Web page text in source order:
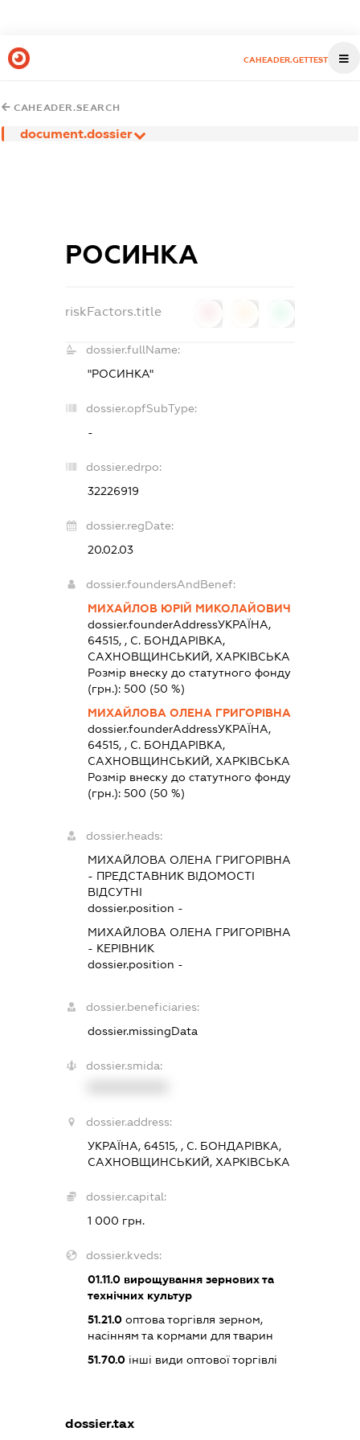
CAHEADER.GETTEST
CAHEADER.SEARCH
document.dossier
РОСИНКА
riskFactors.title
dossier.fullName:
"РОСИНКА"
dossier.opfSubType:
-
dossier.edrpo:
32226919
dossier.regDate:
20.02.03
dossier.foundersAndBenef:
МИХАЙЛОВ ЮРІЙ МИКОЛАЙОВИЧ
dossier.founderAddressУКРАЇНА,
64515, , С. БОНДАРІВКА,
САХНОВЩИНСЬКИЙ, ХАРКІВСЬКА
Розмір внеску до статутного фонду
(грн.):500 (50 %)
МИХАЙЛОВА ОЛЕНА ГРИГОРІВНА
dossier.founderAddressУКРАЇНА,
64515, , С. БОНДАРІВКА,
САХНОВЩИНСЬКИЙ, ХАРКІВСЬКА
Розмір внеску до статутного фонду
(грн.):500 (50 %)
dossier.heads:
МИХАЙЛОВА ОЛЕНА ГРИГОРІВНА
- ПРЕДСТАВНИК ВІДОМОСТІ
ВІДСУТНІ
dossier.position -
МИХАЙЛОВА ОЛЕНА ГРИГОРІВНА
- КЕРІВНИК
dossier.position -
dossier.beneficiaries:
dossier.missingData
dossier.smida:
dossier.address:
УКРАЇНА, 64515, , С. БОНДАРІВКА,
САХНОВЩИНСЬКИЙ, ХАРКІВСЬКА
dossier.capital:
1 000 грн.
dossier.kveds:
01.11.0 вирощування зернових та
технічних культур
51.21.0 оптова торгівля зерном,
насінням та кормами для тварин
51.70.0 інші види оптової торгівлі
dossier.tax